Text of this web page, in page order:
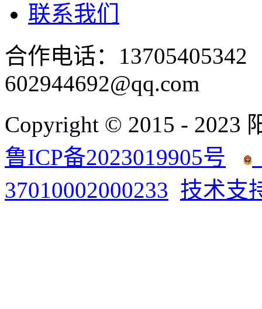
联系我们
合作电话：
602944692@qq.com
Copyright © 2015 - 2023
鲁ICP备2023019905号
37010002000233 技术支